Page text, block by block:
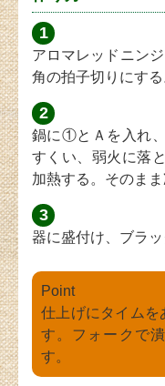
1
アロマレッドニン
角の拍子切りにする
2
鍋に①とＡを入れ
すくい、弱火に落
加熱する。そのま
3
器に盛付け、ブラ
Point
仕上げにタイムを
す。フォークで
す。